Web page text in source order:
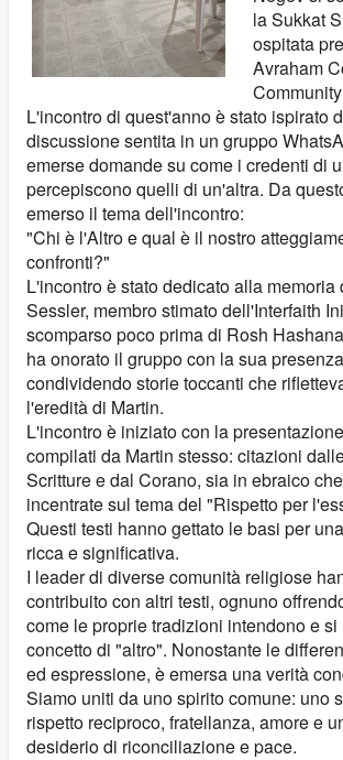
la Sukkat
ospitata
Avraham
L'incontro di quest'anno è stato ispirato
discussione sentita in un gruppo
emerse domande su come i credenti di
percepiscono quelli di un'altra. Da
emerso il tema dell'incontro:
"Chi è l'Altro e qual è il nostro
confronti?"
L'incontro è stato dedicato alla memoria
Sessler, membro stimato dell'Interfaith
scomparso poco prima di Rosh
ha onorato il gruppo con la sua
condividendo storie toccanti che
l'eredità di Martin.
L'incontro è iniziato con la
compilati da Martin stesso: citazioni
Scritture e dal Corano, sia in ebraico
incentrate sul tema del "Rispetto per
Questi testi hanno gettato le basi per
ricca e significativa.
I leader di diverse comunità religiose
contribuito con altri testi, ognuno
come le proprie tradizioni intendono e
concetto di "altro". Nonostante le
ed espressione, è emersa una verità
Siamo uniti da uno spirito comune: uno
rispetto reciproco, fratellanza, amore e
desiderio di riconciliazione e pace.